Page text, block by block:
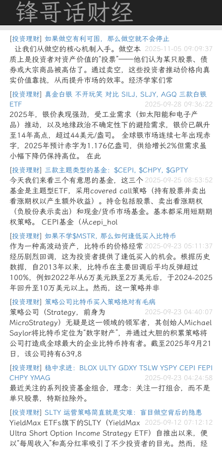
锋哥话财经
[投资理财] 如果做空有利可图，那么做空就不会停止
2025-11-05 09:09:37
让我们从做空的核心机制入手。做空本
质上是投资者对资产价值的“投票”——他们认为某只股票、债
券或大宗商品被高估了。通过卖空，这些投资者推动价格向真
实价值靠拢，从而提升市场的效率。经济学家们常
[投资理财] 真金白银 不开玩笑 对比 SILJ, SLJY, AGQ 三款白银
ETF
2025-09-28 09:36:22
2025年，银价表现强劲，受工业需求（如太阳能和电子产
品）推动，以及地缘政治不确定性下的避险需求，银价已飙升
至14年高点，超过44美元/盎司。 全球银市场连续七年出现赤
字，2025年预计赤字为1.176亿盎司，供给增长2%但需求虽
小幅下降仍保持高位。 在此
[投资理财] 三款主题类型的基金：$CEPI, $CHPY, $GPTY
2025-09-25 08:53:52
今天我们来看三个有意思的基金，这三个
基金是主题型ETF，采用covered call策略（持有股票并卖出
看涨期权以产生额外收益）。持仓包括股票、卖出看涨期权
（负股份表示卖出）和现金/货币市场基金。基本都采用短期期
权策略。 CEPI基金（从cepi_hol
[投资理财] 如果不学$MSTR, 那么如何逢低买入比特币
2025-09-23 05:11:37
作为一种高波动资产，比特币的价格经常
经历剧烈回调，这为投资者提供了逢低买入的机会。根据历史
数据，自2013年以来，比特币在主要回调后平均反弹超过
100%，例如2022年从6万美元跌至2万美元后，于2024-2025
年回升至10万美元以上。然而，这一策略并非
[投资理财] 策略公司比特币买入策略绝对有毛病
2025-09-23 04:40:07
策略公司（Strategy，前身为
MicroStrategy）无疑是这一领域的领军者，其创始人Michael
Saylor将比特币定位为“数字财产”，并通过大胆的积累策略将
公司打造成全球最大的企业比特币持有者。截至2025年9月21
日，该公司持有639,8
[投资理财] 稳中求进：BLOX ULTY GDXY TSLW YSPY CEPI FEPI
CHPY YMAG
2025-09-23 04:24:58
最近关注的系列投资基金组合，理念：关注一打组合，而不是
单只股票，特斯拉除外。
[投资理财] SLTY 运营策略简直就是灾难：盲目做空背后的隐患
2025-09-12 07:12:12
YieldMax ETFs旗下的SLTY（YieldMax
Ultra Short Option Income Strategy ETF）自推出以来，便
以“每周收入”和高分红率吸引了不少投资者的目光。然而，经